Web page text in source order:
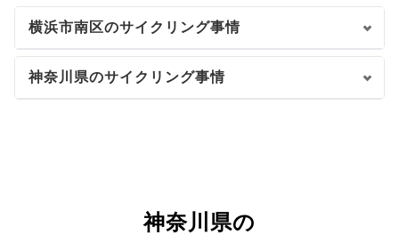
横浜市南区のサイクリング事情
神奈川県のサイクリング事情
神奈川県の